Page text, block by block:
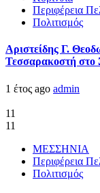
Περιφέρεια
Πολιτισμός
Αριστείδης Γ.
Τεσσαρακοστή στο
1 έτος ago admin
11
11
ΜΕΣΣΗΝΙΑ
Περιφέρεια
Πολιτισμός